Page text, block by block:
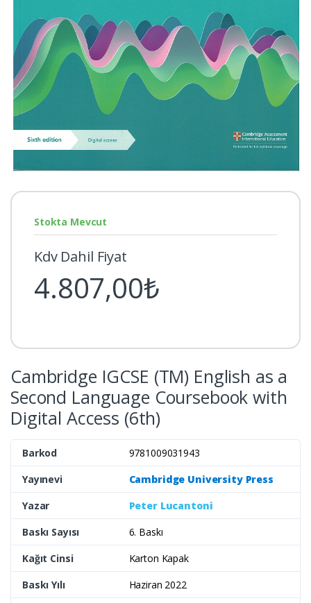
Cambridge IGCSE (TM) English as a
Second Language Coursebook with
Digital Access (6th)
Barkod
9781009031943
Yayınevi
Cambridge University Press
Yazar
Peter Lucantoni
Baskı Sayısı
6. Baskı
Kağıt Cinsi
Karton Kapak
Baskı Yılı
Haziran 2022
Stokta Mevcut
Kdv Dahil Fiyat
4.807,00₺